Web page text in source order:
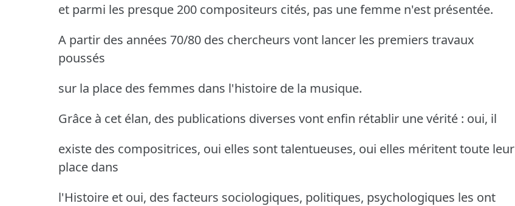
et parmi les presque 200 compositeurs cités, pas une femme n'est présentée.
A partir des années 70/80 des chercheurs vont lancer les premiers travaux
poussés
sur la place des femmes dans l'histoire de la musique.
Grâce à cet élan, des publications diverses vont enfin rétablir une vérité : oui, il
existe des compositrices, oui elles sont talentueuses, oui elles méritent toute leur
place dans
l'Histoire et oui, des facteurs sociologiques, politiques, psychologiques les ont